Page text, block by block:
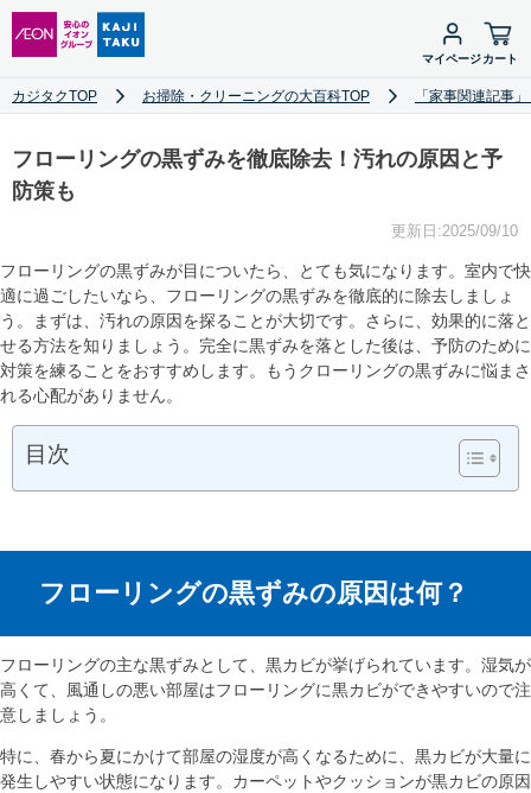
マイページカート
カジタクTOP お掃除・クリーニングの大百科TOP 「家事関連記事
フローリングの黒ずみを徹底除去！汚れの原因と予
防策も
更新日:2025/09/10
フローリングの黒ずみが目についたら、とても気になります。室内で快
適に過ごしたいなら、フローリングの黒ずみを徹底的に除去しましょ
う。まずは、汚れの原因を探ることが大切です。さらに、効果的に落と
せる方法を知りましょう。完全に黒ずみを落とした後は、予防のために
対策を練ることをおすすめします。もうクローリングの黒ずみに悩まさ
れる心配がありません。
目次
フローリングの黒ずみの原因は何？
フローリングの主な黒ずみとして、黒カビが挙げられています。湿気が
高くて、風通しの悪い部屋はフローリングに黒カビができやすいので注
意しましょう。
特に、春から夏にかけて部屋の湿度が高くなるために、黒カビが大量に
発生しやすい状態になります。カーペットやクッションが黒カビの原因